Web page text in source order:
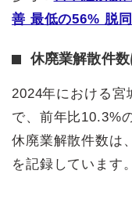
善 最低の56% 脱同
休廃業解散件
2024年における宮
で、前年比10.3%
休廃業解散件数は
を記録しています。